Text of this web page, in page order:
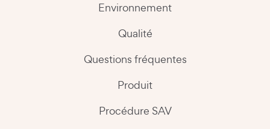
Environnement
Qualité
Questions fréquentes
Produit
Procédure SAV